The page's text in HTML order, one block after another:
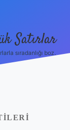
Satırlar
sıradanlığı boz.